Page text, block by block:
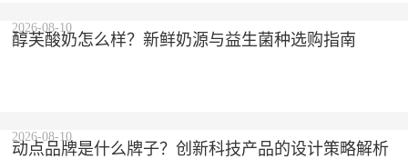
醇芙酸奶怎么样？新鲜奶源与益生菌种选购指南
2026-08-10
动点品牌是什么牌子？创新科技产品的设计策略解析
2026-08-10